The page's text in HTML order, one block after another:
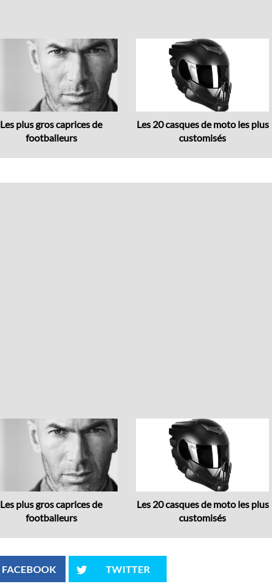
Les plus gros caprices de
footballeurs
Les 20 casques de moto les plus
customisés
Les plus gros caprices de
footballeurs
Les 20 casques de moto les plus
customisés